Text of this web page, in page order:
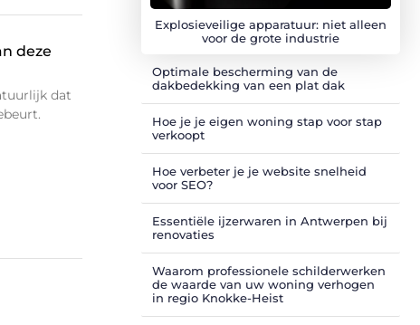
deze
dat
Explosieveilige apparatuur: niet alleen
voor de grote industrie
Optimale bescherming van de
dakbedekking van een plat dak
Hoe je je eigen woning stap voor stap
verkoopt
Hoe verbeter je je website snelheid
voor SEO?
Essentiële ijzerwaren in Antwerpen bij
renovaties
Waarom professionele schilderwerken
de waarde van uw woning verhogen
in regio Knokke-Heist